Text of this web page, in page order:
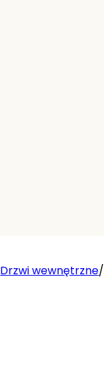
Drzwi wewnętrzne/